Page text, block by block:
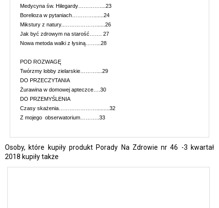
Medycyna św. Hilegardy…………....23
Borelioza w pytaniach………….......24
Mikstury z natury..………………......26
Jak być zdrowym na starość……. 27
Nowa metoda walki z łysiną……...28
POD ROZWAGĘ
Twórzmy lobby zielarskie………....29
DO PRZECZYTANIA
Żurawina w domowej apteczce….30
DO PRZEMYŚLENIA
Czasy skażenia………………….........32
Z mojego obserwatorium………..33
Osoby, które kupiły produkt Porady Na Zdrowie nr 46 -3 kwartał
2018 kupiły także